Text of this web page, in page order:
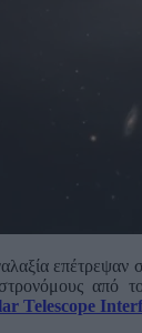
από
Telescope